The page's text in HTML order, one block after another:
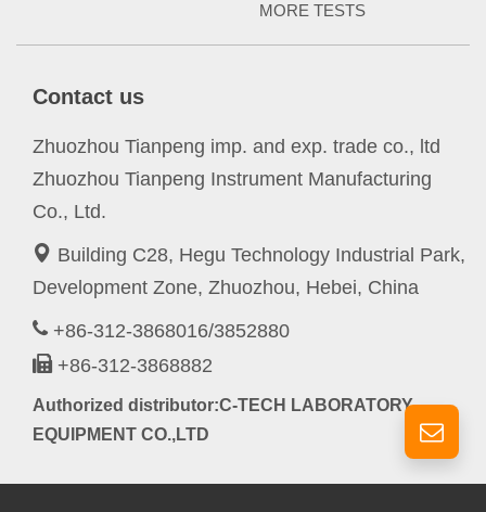
MORE TESTS
Contact us
Zhuozhou Tianpeng imp. and exp. trade co., ltd
Zhuozhou Tianpeng Instrument Manufacturing
Co., Ltd.
Building C28, Hegu Technology Industrial Park,
Development Zone, Zhuozhou, Hebei, China
+86-312-3868016/3852880
+86-312-3868882
Authorized distributor:C-TECH LABORATORY
EQUIPMENT CO.,LTD